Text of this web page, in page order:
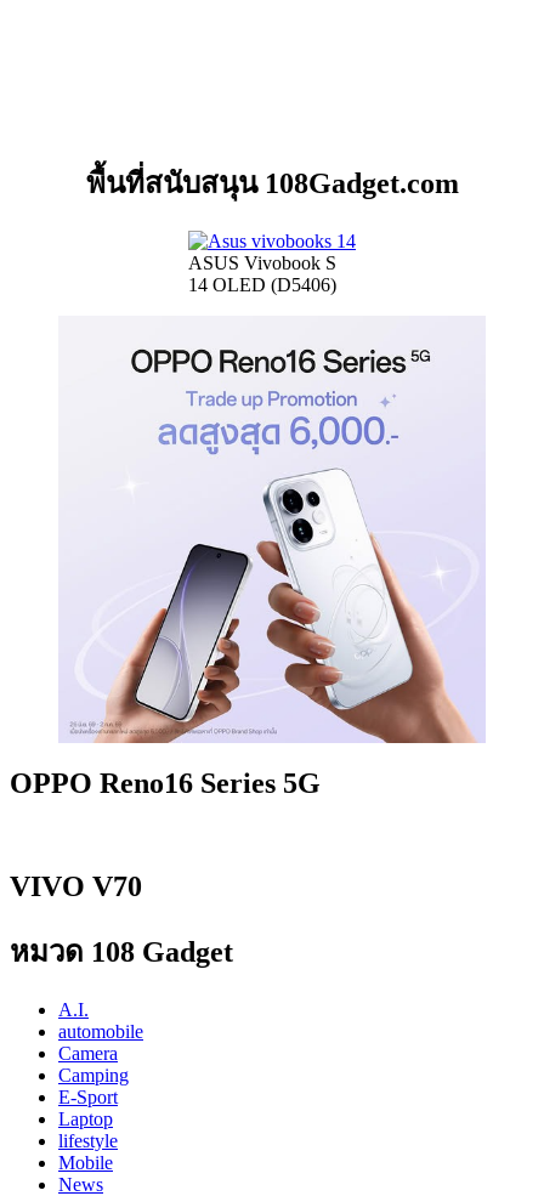
พื้นที่สนับสนุน 108Gadget.com
ASUS Vivobook S
14 OLED (D5406)
OPPO Reno16 Series 5G
VIVO V70
หมวด 108 Gadget
A.I.
automobile
Camera
Camping
E-Sport
Laptop
lifestyle
Mobile
News